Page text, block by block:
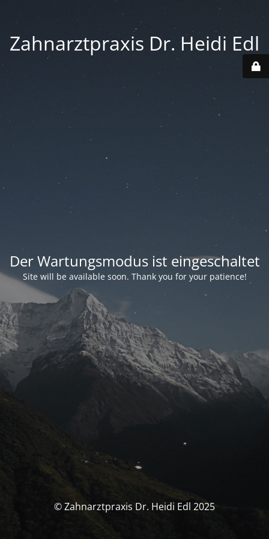
Zahnarztpraxis Dr. Heidi Edl
Der Wartungsmodus ist eingeschaltet
Site will be available soon. Thank you for your patience!
© Zahnarztpraxis Dr. Heidi Edl 2025